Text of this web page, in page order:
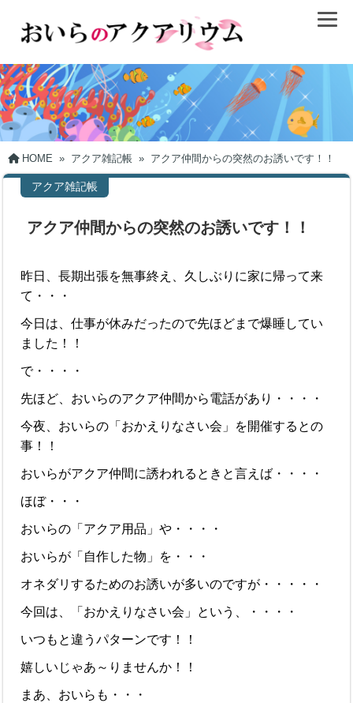
HOME » アクア雑記帳 » アクア仲間からの突然のお誘いです！！
アクア雑記帳
アクア仲間からの突然のお誘いです！！
昨日、長期出張を無事終え、久しぶりに家に帰って来
て・・・
今日は、仕事が休みだったので先ほどまで爆睡してい
ました！！
で・・・・
先ほど、おいらのアクア仲間から電話があり・・・・
今夜、おいらの「おかえりなさい会」を開催するとの
事！！
おいらがアクア仲間に誘われるときと言えば・・・・
ほぼ・・・
おいらの「アクア用品」や・・・・
おいらが「自作した物」を・・・
オネダリするためのお誘いが多いのですが・・・・・
今回は、「おかえりなさい会」という、・・・・
いつもと違うパターンです！！
嬉しいじゃあ～りませんか！！
まあ、おいらも・・・